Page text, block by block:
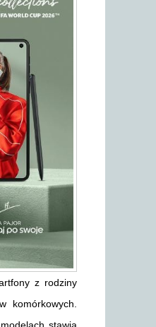
z rodziny
komórkowych.